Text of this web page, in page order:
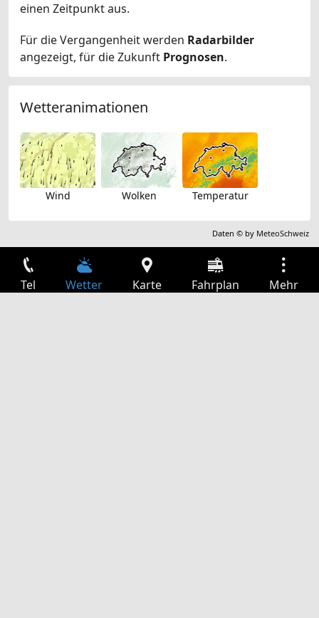
einen Zeitpunkt aus.
Für die Vergangenheit werden Radarbilder
angezeigt, für die Zukunft Prognosen.
Wetteranimationen
Wind Wolken Temperatur
Daten © by MeteoSchweiz
Tel Wetter Karte Fahrplan Mehr